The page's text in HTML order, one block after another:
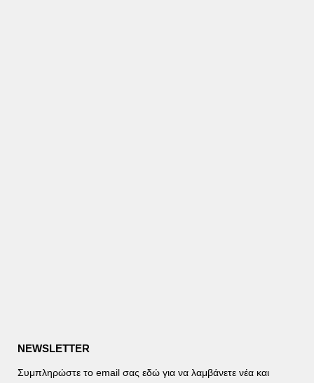
NEWSLETTER
Συμπληρώστε το email σας εδώ για να λαμβάνετε νέα και